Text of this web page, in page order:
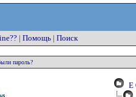
| Помощь | Поиск
пароль?
E